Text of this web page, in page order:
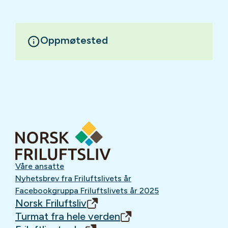
Oppmøtested
Våre ansatte
Nyhetsbrev fra Friluftslivets år
Facebookgruppa Friluftslivets år 2025
Norsk Friluftsliv
Turmat fra hele verden